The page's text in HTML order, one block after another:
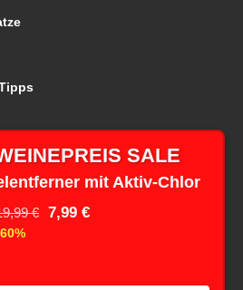
SALE
mit Aktiv-Chlor
€ 7,99 €